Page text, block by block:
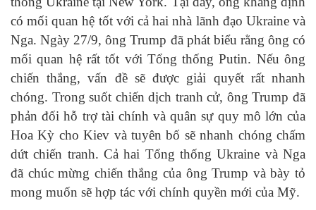
có mối quan hệ tốt với cả hai nhà lãnh đạo Ukraine và
Nga. Ngày 27/9, ông Trump đã phát biểu rằng ông có
mối quan hệ rất tốt với Tổng thống Putin. Nếu ông
chiến thắng, vấn đề sẽ được giải quyết rất nhanh
chóng. Trong suốt chiến dịch tranh cử, ông Trump đã
phản đối hỗ trợ tài chính và quân sự quy mô lớn của
Hoa Kỳ cho Kiev và tuyên bố sẽ nhanh chóng chấm
dứt chiến tranh. Cả hai Tổng thống Ukraine và Nga
đã chúc mừng chiến thắng của ông Trump và bày tỏ
mong muốn sẽ hợp tác với chính quyền mới của Mỹ.